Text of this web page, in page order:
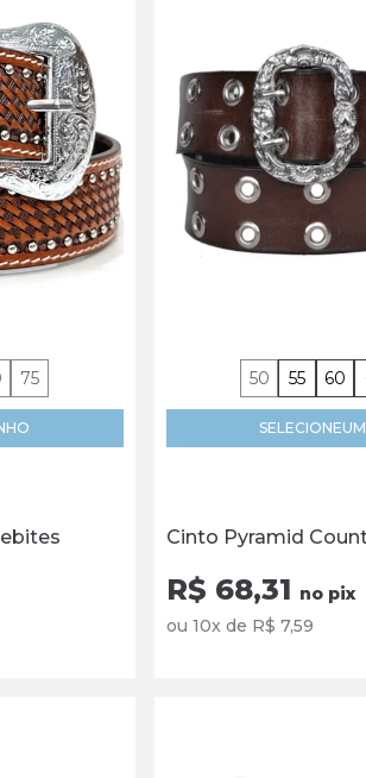
75 50 55 60
SELECIONE
Cinto Pyramid
R$ 68,31 no pix
ou 10x de R$ 7,59